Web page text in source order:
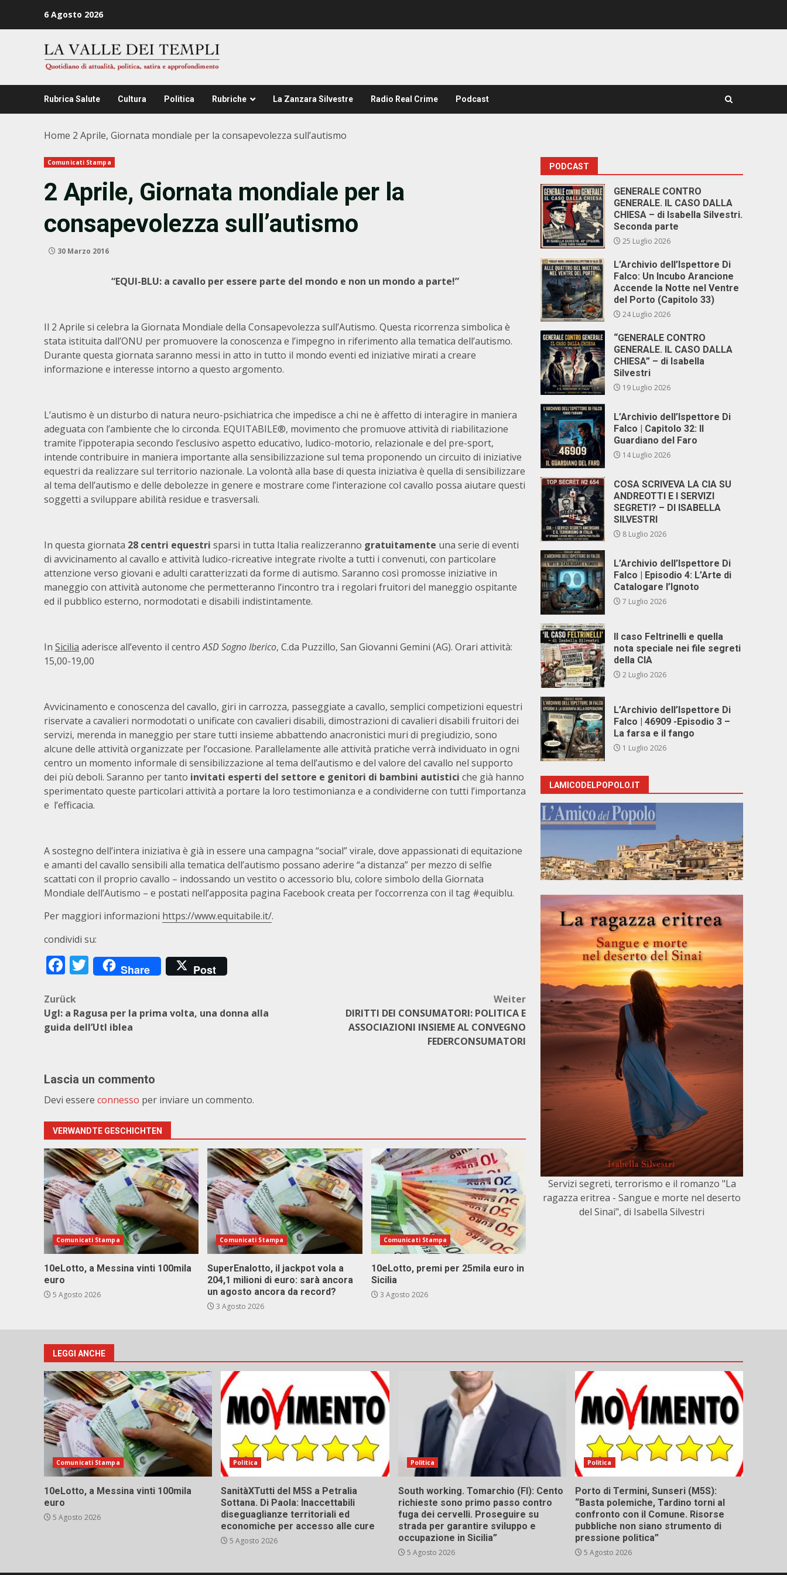
6 Agosto 2026
Rubrica Salute Cultura Politica Rubriche La Zanzara Silvestre Radio Real Crime Podcast
Home 2 Aprile, Giornata mondiale per la consapevolezza sull’autismo
Comunicati Stampa
2 Aprile, Giornata mondiale per la
consapevolezza sull’autismo
30 Marzo 2016
“EQUI-BLU: a cavallo per essere parte del mondo e non un mondo a parte!”
Il 2 Aprile si celebra la Giornata Mondiale della Consapevolezza sull’Autismo. Questa ricorrenza simbolica è
stata istituita dall’ONU per promuovere la conoscenza e l’impegno in riferimento alla tematica dell’autismo.
Durante questa giornata saranno messi in atto in tutto il mondo eventi ed iniziative mirati a creare
informazione e interesse intorno a questo argomento.
L’autismo è un disturbo di natura neuro-psichiatrica che impedisce a chi ne è affetto di interagire in maniera
adeguata con l’ambiente che lo circonda. EQUITABILE®, movimento che promuove attività di riabilitazione
tramite l’ippoterapia secondo l’esclusivo aspetto educativo, ludico-motorio, relazionale e del pre-sport,
intende contribuire in maniera importante alla sensibilizzazione sul tema proponendo un circuito di iniziative
equestri da realizzare sul territorio nazionale. La volontà alla base di questa iniziativa è quella di sensibilizzare
al tema dell’autismo e delle debolezze in genere e mostrare come l’interazione col cavallo possa aiutare questi
soggetti a sviluppare abilità residue e trasversali.
In questa giornata 28 centri equestri sparsi in tutta Italia realizzeranno gratuitamente una serie di eventi
di avvicinamento al cavallo e attività ludico-ricreative integrate rivolte a tutti i convenuti, con particolare
attenzione verso giovani e adulti caratterizzati da forme di autismo. Saranno così promosse iniziative in
maneggio con attività autonome che permetteranno l’incontro tra i regolari fruitori del maneggio ospitante
ed il pubblico esterno, normodotati e disabili indistintamente.
In Sicilia aderisce all’evento il centroASD Sogno Iberico, C.da Puzzillo, San Giovanni Gemini (AG). Orari attività:
15,00-19,00
Avvicinamento e conoscenza del cavallo, giri in carrozza, passeggiate a cavallo, semplici competizioni equestri
riservate a cavalieri normodotati o unificate con cavalieri disabili, dimostrazioni di cavalieri disabili fruitori dei
servizi, merenda in maneggio per stare tutti insieme abbattendo anacronistici muri di pregiudizio, sono
alcune delle attività organizzate per l’occasione. Parallelamente alle attività pratiche verrà individuato in ogni
centro un momento informale di sensibilizzazione al tema dell’autismo e del valore del cavallo nel supporto
dei più deboli. Saranno per tanto invitati esperti del settore e genitori di bambini autistici che già hanno
sperimentato queste particolari attività a portare la loro testimonianza e a condividerne con tutti l’importanza
e l’efficacia.
A sostegno dell’intera iniziativa è già in essere una campagna “social” virale, dove appassionati di equitazione
e amanti del cavallo sensibili alla tematica dell’autismo possano aderire “a distanza” per mezzo di selfie
scattati con il proprio cavallo – indossando un vestito o accessorio blu, colore simbolo della Giornata
Mondiale dell’Autismo – e postati nell’apposita pagina Facebook creata per l’occorrenza con il tag #equiblu.
Per maggiori informazioni https://www.equitabile.it/.
condividi su:
Facebook
Twitter
Share Post
Beitragsnavigation
Zurück
Ugl: a Ragusa per la prima volta, una donna alla
guida dell’Utl iblea
Weiter
DIRITTI DEI CONSUMATORI: POLITICA E
ASSOCIAZIONI INSIEME AL CONVEGNO
FEDERCONSUMATORI
Lascia un commento
Devi essere connesso per inviare un commento.
VERWANDTE GESCHICHTEN
Comunicati Stampa
10eLotto, a Messina vinti 100mila
euro
5 Agosto 2026
Comunicati Stampa
SuperEnalotto, il jackpot vola a
204,1 milioni di euro: sarà ancora
un agosto ancora da record?
3 Agosto 2026
Comunicati Stampa
10eLotto, premi per 25mila euro in
Sicilia
3 Agosto 2026
PODCAST
GENERALE CONTRO
GENERALE. IL CASO DALLA
CHIESA – di Isabella Silvestri.
Seconda parte
25 Luglio 2026
L’Archivio dell’Ispettore Di
Falco: Un Incubo Arancione
Accende la Notte nel Ventre
del Porto (Capitolo 33)
24 Luglio 2026
“GENERALE CONTRO
GENERALE. IL CASO DALLA
CHIESA” – di Isabella
Silvestri
19 Luglio 2026
L’Archivio dell’Ispettore Di
Falco | Capitolo 32: Il
Guardiano del Faro
14 Luglio 2026
COSA SCRIVEVA LA CIA SU
ANDREOTTI E I SERVIZI
SEGRETI? – DI ISABELLA
SILVESTRI
8 Luglio 2026
L’Archivio dell’Ispettore Di
Falco | Episodio 4: L’Arte di
Catalogare l’Ignoto
7 Luglio 2026
Il caso Feltrinelli e quella
nota speciale nei file segreti
della CIA
2 Luglio 2026
L’Archivio dell’Ispettore Di
Falco | 46909 -Episodio 3 –
La farsa e il fango
1 Luglio 2026
LAMICODELPOPOLO.IT
Servizi segreti, terrorismo e il romanzo "La
ragazza eritrea - Sangue e morte nel deserto
del Sinai", di Isabella Silvestri
LEGGI ANCHE
Comunicati Stampa
10eLotto, a Messina vinti 100mila
euro
5 Agosto 2026
Politica
SanitàXTutti del M5S a Petralia
Sottana. Di Paola: Inaccettabili
diseguaglianze territoriali ed
economiche per accesso alle cure
5 Agosto 2026
Politica
South working. Tomarchio (FI): Cento
richieste sono primo passo contro
fuga dei cervelli. Proseguire su
strada per garantire sviluppo e
occupazione in Sicilia”
5 Agosto 2026
Politica
Porto di Termini, Sunseri (M5S):
“Basta polemiche, Tardino torni al
confronto con il Comune. Risorse
pubbliche non siano strumento di
pressione politica”
5 Agosto 2026